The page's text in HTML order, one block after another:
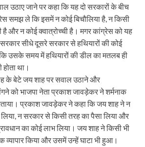
उठाए जाने पर कहा कि यह दो सरकारों के बीच
समझ ले कि इसमें न कोई बिचौलिया है, न किसी
है और न कोई क्वात्रोच्ची है। मगर कांग्रेस को यह
सीधे दूसरे सरकार से हथियारों की कोई
उसके समय में हथियारों की डील का मतलब ही
था।
के बेटे जय शाह पर सवाल उठाने और
को भाजपा नेता प्रकाश जावड़ेकर ने शर्मनाक
प्रकाश जावड़ेकर ने कहा कि जय शाह ने न
न सरकार से किसी तरह का पैसा लिया और
का कोई लाभ लिया। जय शाह ने किसी भी
व्यापार किया और उसमें उन्हें घाटा भी हुआ।